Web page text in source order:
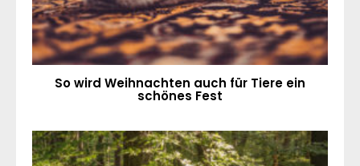
So wird Weihnachten auch für Tiere ein
schönes Fest